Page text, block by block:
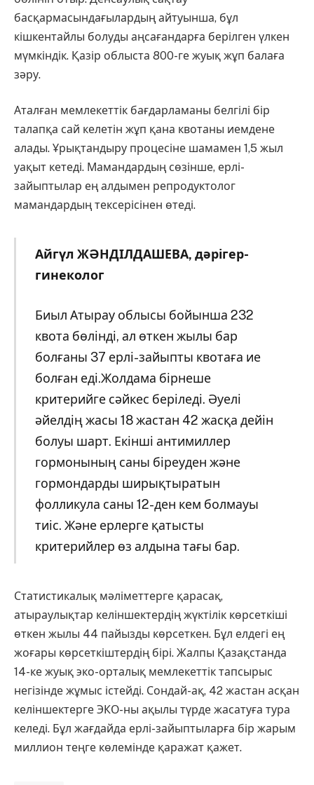
басқармасындағылардың айтуынша, бұл
кішкентайлы болуды аңсағандарға берілген үлкен
мүмкіндік. Қазір облыста 800-ге жуық жұп балаға
зәру.
Аталған мемлекеттік бағдарламаны белгілі бір
талапқа сай келетін жұп қана квотаны иемдене
алады. Ұрықтандыру процесіне шамамен 1,5 жыл
уақыт кетеді. Мамандардың сөзінше, ерлі-
зайыптылар ең алдымен репродуктолог
мамандардың тексерісінен өтеді.
Айгүл ЖӘНДІЛДАШЕВА, дәрігер-
гинеколог
Биыл Атырау облысы бойынша 232
квота бөлінді, ал өткен жылы бар
болғаны 37 ерлі-зайыпты квотаға ие
болған еді.Жолдама бірнеше
критерийге сәйкес беріледі. Әуелі
әйелдің жасы 18 жастан 42 жасқа дейін
болуы шарт. Екінші антимиллер
гормонының саны біреуден және
гормондарды ширықтыратын
фолликула саны 12-ден кем болмауы
тиіс. Және ерлерге қатысты
критерийлер өз алдына тағы бар.
Статистикалық мәліметтерге қарасақ,
атыраулықтар келіншектердің жүктілік көрсеткіші
өткен жылы 44 пайызды көрсеткен. Бұл елдегі ең
жоғары көрсеткіштердің бірі. Жалпы Қазақстанда
14-ке жуық эко-орталық мемлекеттік тапсырыс
негізінде жұмыс істейді. Сондай-ақ, 42 жастан асқан
келіншектерге ЭКО-ны ақылы түрде жасатуға тура
келеді. Бұл жағдайда ерлі-зайыптыларға бір жарым
миллион теңге көлемінде қаражат қажет.